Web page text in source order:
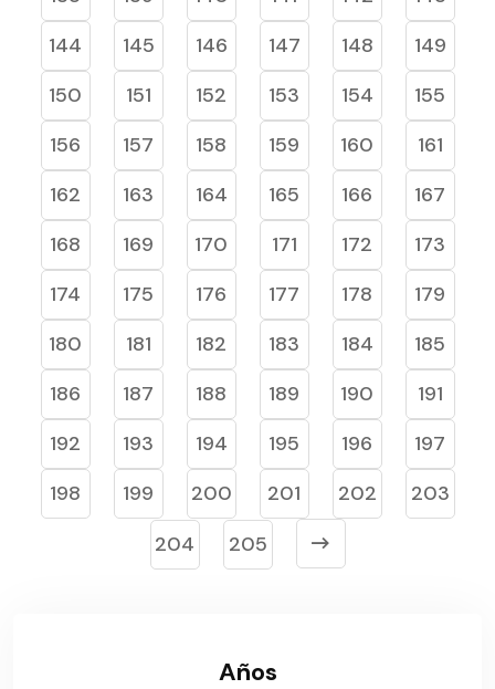
144
145 146 147 148
149
150
151 152 153 154
155
156
157 158 159 160
161
162
163 164 165 166
167
168
169 170 171 172
173
174
175 176 177 178
179
180
181 182 183 184
185
186
187 188 189 190
191
192
193 194 195 196
197
198
199 200 201 202
203
204
205
Años